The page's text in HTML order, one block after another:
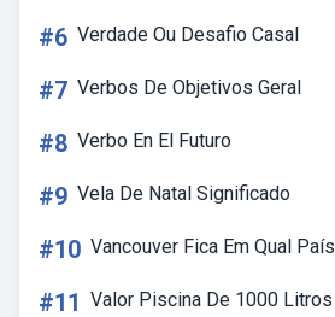
#6 Verdade Ou Desafio Casal
#7 Verbos De Objetivos Geral
#8 Verbo En El Futuro
#9 Vela De Natal Significado
#10 Vancouver Fica Em Qual País
#11 Valor Piscina De 1000 Litros